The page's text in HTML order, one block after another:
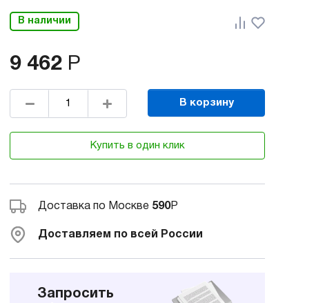
В наличии
9 462 Р
В корзину
Купить в один клик
Доставка по Москве 590Р
Доставляем по всей России
Запросить